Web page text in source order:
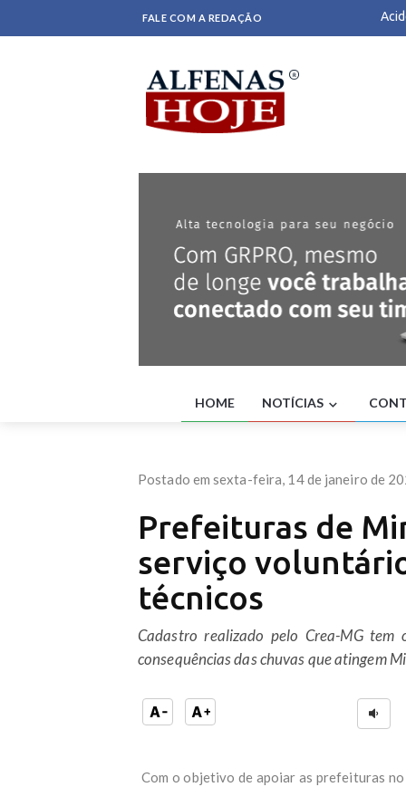
FALE COM A REDAÇÃO
PF
PF
HOME NOTÍCIAS
Postado em sexta-feira, 14 de janeiro de
Prefeituras de
serviço
técnicos
Cadastro realizado pelo Crea-MG
consequências das chuvas que atingem
Com o objetivo de apoiar as prefeituras